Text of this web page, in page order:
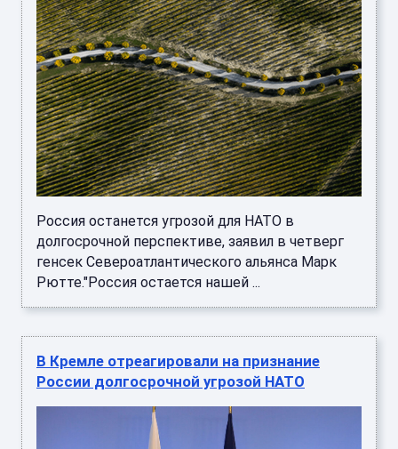
Россия останется угрозой для НАТО в
долгосрочной перспективе, заявил в четверг
генсек Североатлантического альянса Марк
Рютте."Россия остается нашей ...
В Кремле отреагировали на признание
России долгосрочной угрозой НАТО